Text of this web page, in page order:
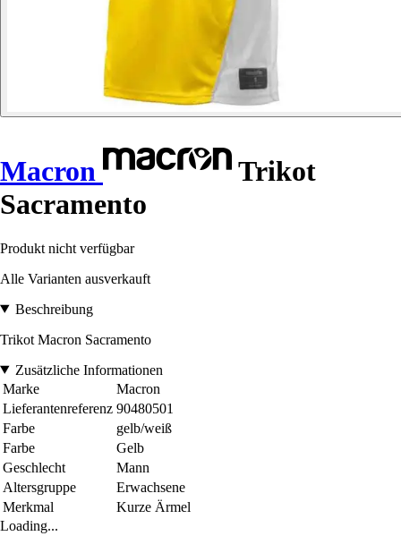
Macron
Trikot
Sacramento
Produkt nicht verfügbar
Alle Varianten ausverkauft
Beschreibung
Trikot Macron Sacramento
Zusätzliche Informationen
Marke
Macron
Lieferantenreferenz 90480501
Farbe
gelb/weiß
Farbe
Gelb
Geschlecht
Mann
Altersgruppe
Erwachsene
Merkmal
Kurze Ärmel
Loading...